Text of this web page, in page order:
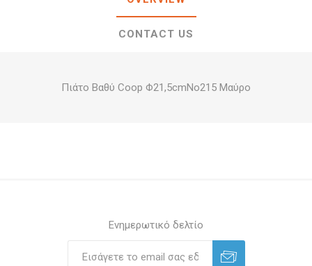
CONTACT US
Πιάτο Βαθύ Coop Φ21,5cmΝο215 Μαύρο
Ενημερωτικό δελτίο